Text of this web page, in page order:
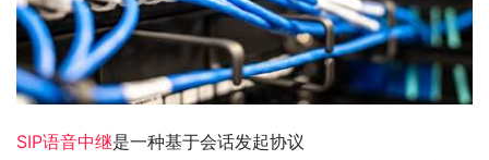
SIP语音中继是一种基于会话发起协议